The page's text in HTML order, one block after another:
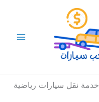
ونش هدية 66400336 خدمة نقل سيارات رياضية